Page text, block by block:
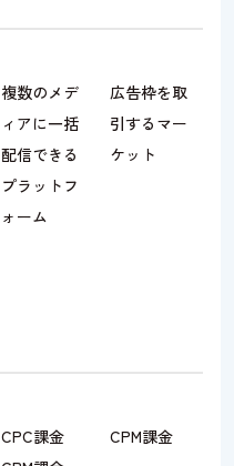
複数のメデ
ィアに一括
配信できる
プラットフ
ォーム
広告枠を取
引するマー
ケット
CPC課金
CPM課金